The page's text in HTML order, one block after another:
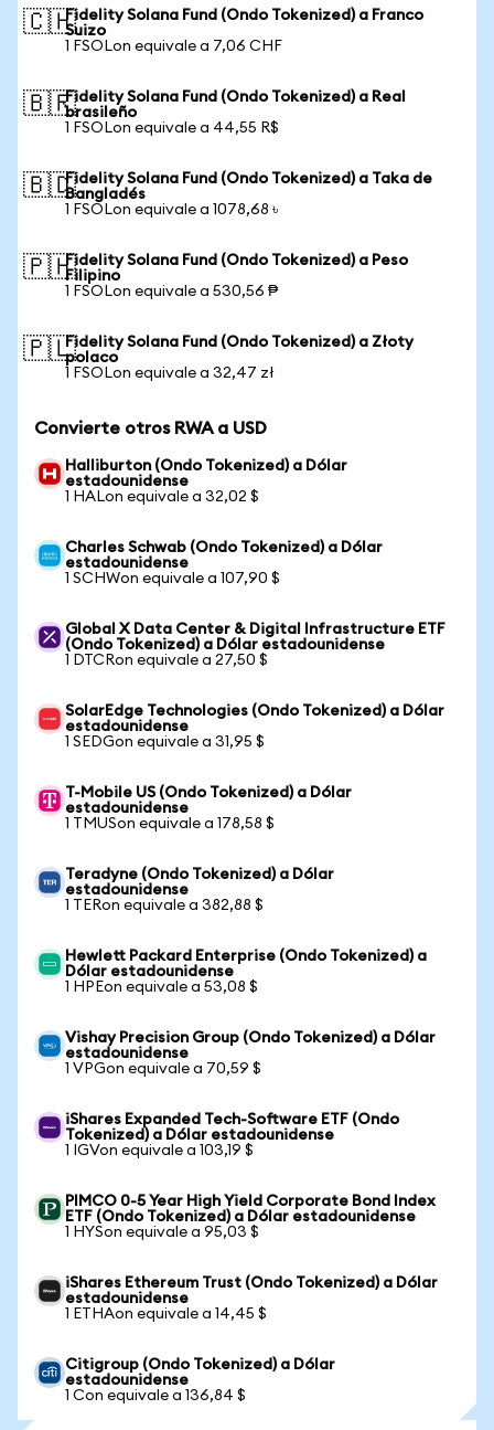
🇨🇭Fidelity Solana Fund (Ondo Tokenized) a Franco
Suizo
1 FSOLon equivale a 7,06 CHF
🇧🇷Fidelity Solana Fund (Ondo Tokenized) a Real
brasileño
1 FSOLon equivale a 44,55 R$
🇧🇩Fidelity Solana Fund (Ondo Tokenized) a Taka de
Bangladés
1 FSOLon equivale a 1078,68 ৳
🇵🇭Fidelity Solana Fund (Ondo Tokenized) a Peso
Filipino
1 FSOLon equivale a 530,56 ₱
🇵🇱Fidelity Solana Fund (Ondo Tokenized) a Złoty
polaco
1 FSOLon equivale a 32,47 zł
Convierte otros RWA a USD
Halliburton (Ondo Tokenized) a Dólar
estadounidense
1 HALon equivale a 32,02 $
Charles Schwab (Ondo Tokenized) a Dólar
estadounidense
1 SCHWon equivale a 107,90 $
Global X Data Center & Digital Infrastructure ETF
(Ondo Tokenized) a Dólar estadounidense
1 DTCRon equivale a 27,50 $
SolarEdge Technologies (Ondo Tokenized) a Dólar
estadounidense
1 SEDGon equivale a 31,95 $
T-Mobile US (Ondo Tokenized) a Dólar
estadounidense
1 TMUSon equivale a 178,58 $
Teradyne (Ondo Tokenized) a Dólar
estadounidense
1 TERon equivale a 382,88 $
Hewlett Packard Enterprise (Ondo Tokenized) a
Dólar estadounidense
1 HPEon equivale a 53,08 $
Vishay Precision Group (Ondo Tokenized) a Dólar
estadounidense
1 VPGon equivale a 70,59 $
iShares Expanded Tech-Software ETF (Ondo
Tokenized) a Dólar estadounidense
1 IGVon equivale a 103,19 $
PIMCO 0-5 Year High Yield Corporate Bond Index
ETF (Ondo Tokenized) a Dólar estadounidense
1 HYSon equivale a 95,03 $
iShares Ethereum Trust (Ondo Tokenized) a Dólar
estadounidense
1 ETHAon equivale a 14,45 $
Citigroup (Ondo Tokenized) a Dólar
estadounidense
1 Con equivale a 136,84 $